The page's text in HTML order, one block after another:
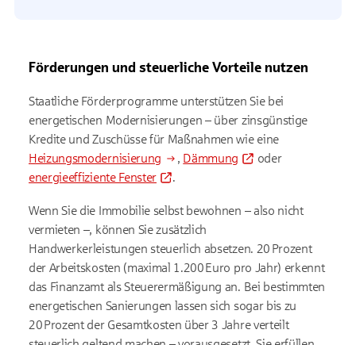
Förderungen und steuerliche Vorteile nutzen
Staatliche Förderprogramme unterstützen Sie bei
energetischen Modernisierungen – über zinsgünstige
Kredite und Zuschüsse für Maßnahmen wie eine
Heizungsmodernisierung
, Dämmung
oder
energieeffiziente Fenster
.
Wenn Sie die Immobilie selbst bewohnen – also nicht
vermieten –, können Sie zusätzlich
Handwerkerleistungen steuerlich absetzen. 20 Prozent
der Arbeitskosten (maximal 1.200 Euro pro Jahr) erkennt
das Finanzamt als Steuerermäßigung an. Bei bestimmten
energetischen Sanierungen lassen sich sogar bis zu
20 Prozent der Gesamtkosten über 3 Jahre verteilt